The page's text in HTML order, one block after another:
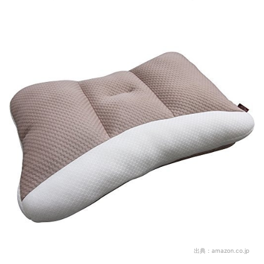
出典： amazon.co.jp